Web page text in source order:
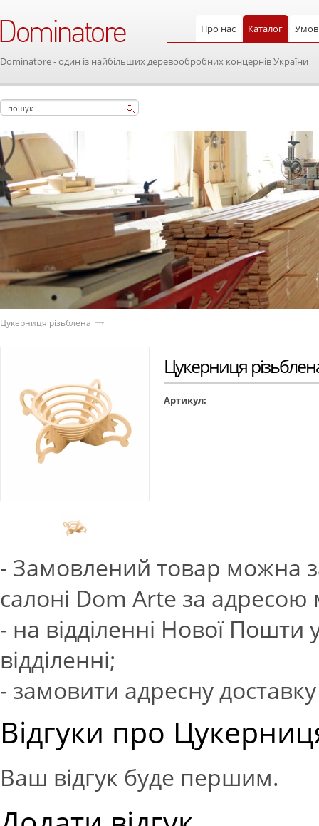
Про нас Каталог
Dominatore - один із найбільших деревообробних концернів України
Цукерниця різьблена
Цукерниця
Артикул:
- Замовлений товар можна
салоні Dom Arte за адресою
- на відділенні Нової Пошти
відділенні;
- замовити адресну
Відгуки про
Ваш відгук буде першим.